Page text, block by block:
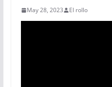
May 28, 2023 El rollo